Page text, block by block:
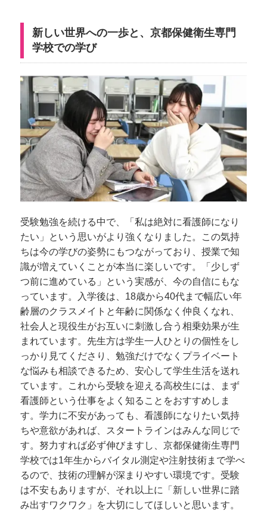
新しい世界への一歩と、京都保健衛生専門
学校での学び
受験勉強を続ける中で、「私は絶対に看護師になり
たい」という思いがより強くなりました。この気持
ちは今の学びの姿勢にもつながっており、授業で知
識が増えていくことが本当に楽しいです。「少しず
つ前に進めている」という実感が、今の自信にもな
っています。入学後は、18歳から40代まで幅広い年
齢層のクラスメイトと年齢に関係なく仲良くなれ、
社会人と現役生がお互いに刺激し合う相乗効果が生
まれています。先生方は学生一人ひとりの個性をし
っかり見てくださり、勉強だけでなくプライベート
な悩みも相談できるため、安心して学生生活を送れ
ています。これから受験を迎える高校生には、まず
看護師という仕事をよく知ることをおすすめしま
す。学力に不安があっても、看護師になりたい気持
ちや意欲があれば、スタートラインはみんな同じで
す。努力すれば必ず伸びますし、京都保健衛生専門
学校では1年生からバイタル測定や注射技術まで学べ
るので、技術の理解が深まりやすい環境です。受験
は不安もありますが、それ以上に「新しい世界に踏
み出すワクワク」を大切にしてほしいと思います。